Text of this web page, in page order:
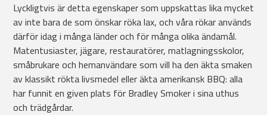
Lyckligtvis är detta egenskaper som uppskattas lika mycket
av inte bara de som önskar röka lax, och våra rökar används
därför idag i många länder och för många olika ändamål.
Matentusiaster, jägare, restauratörer, matlagningsskolor,
småbrukare och hemanvändare som vill ha den äkta smaken
av klassikt rökta livsmedel eller äkta amerikansk BBQ: alla
har funnit en given plats för Bradley Smoker i sina uthus
och trädgårdar.